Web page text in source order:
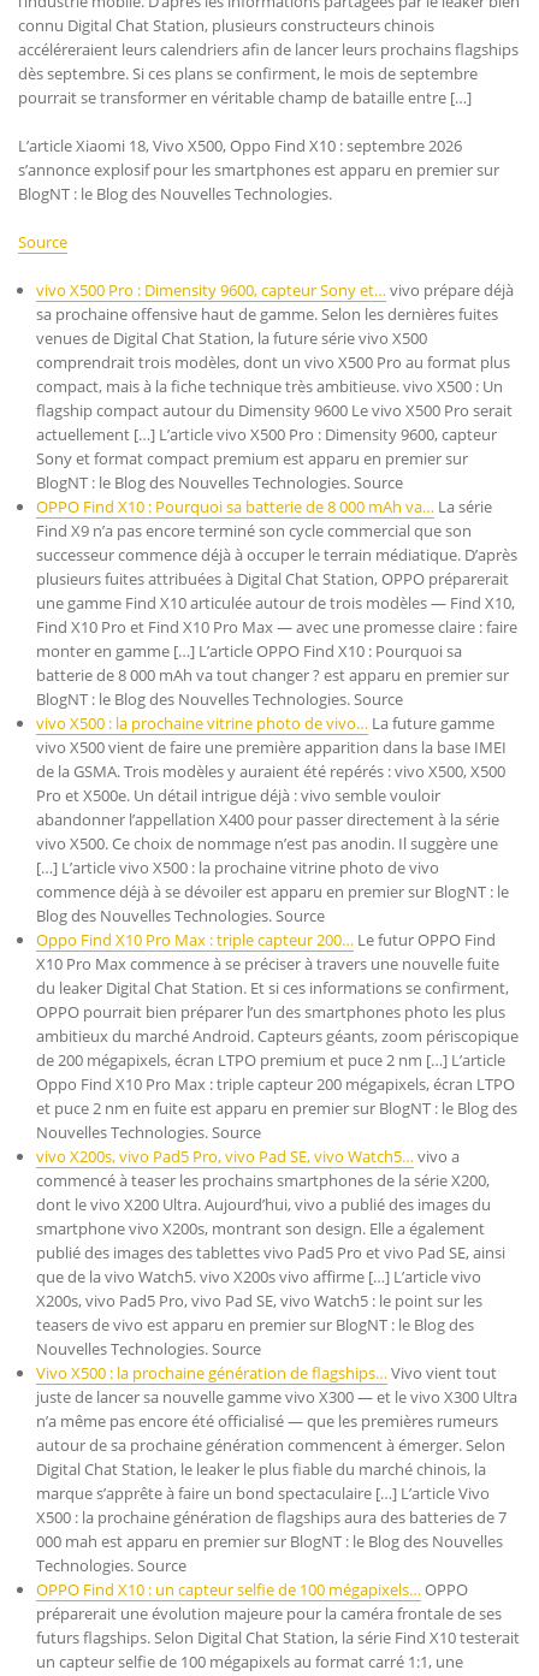
connu Digital Chat Station, plusieurs constructeurs chinois
accéléreraient leurs calendriers afin de lancer leurs prochains flagships
dès septembre. Si ces plans se confirment, le mois de septembre
pourrait se transformer en véritable champ de bataille entre […]
L’article Xiaomi 18, Vivo X500, Oppo Find X10 : septembre 2026
s’annonce explosif pour les smartphones est apparu en premier sur
BlogNT : le Blog des Nouvelles Technologies.
Source
vivo X500 Pro : Dimensity 9600, capteur Sony et…vivo prépare déjà
sa prochaine offensive haut de gamme. Selon les dernières fuites
venues de Digital Chat Station, la future série vivo X500
comprendrait trois modèles, dont un vivo X500 Pro au format plus
compact, mais à la fiche technique très ambitieuse. vivo X500 : Un
flagship compact autour du Dimensity 9600 Le vivo X500 Pro serait
actuellement […] L’article vivo X500 Pro : Dimensity 9600, capteur
Sony et format compact premium est apparu en premier sur
BlogNT : le Blog des Nouvelles Technologies. Source
OPPO Find X10 : Pourquoi sa batterie de 8 000 mAh va… La série
Find X9 n’a pas encore terminé son cycle commercial que son
successeur commence déjà à occuper le terrain médiatique. D’après
plusieurs fuites attribuées à Digital Chat Station, OPPO préparerait
une gamme Find X10 articulée autour de trois modèles — Find X10,
Find X10 Pro et Find X10 Pro Max — avec une promesse claire : faire
monter en gamme […] L’article OPPO Find X10 : Pourquoi sa
batterie de 8 000 mAh va tout changer ? est apparu en premier sur
BlogNT : le Blog des Nouvelles Technologies. Source
vivo X500 : la prochaine vitrine photo de vivo… La future gamme
vivo X500 vient de faire une première apparition dans la base IMEI
de la GSMA. Trois modèles y auraient été repérés : vivo X500, X500
Pro et X500e. Un détail intrigue déjà : vivo semble vouloir
abandonner l’appellation X400 pour passer directement à la série
vivo X500. Ce choix de nommage n’est pas anodin. Il suggère une
[…] L’article vivo X500 : la prochaine vitrine photo de vivo
commence déjà à se dévoiler est apparu en premier sur BlogNT : le
Blog des Nouvelles Technologies. Source
Oppo Find X10 Pro Max : triple capteur 200… Le futur OPPO Find
X10 Pro Max commence à se préciser à travers une nouvelle fuite
du leaker Digital Chat Station. Et si ces informations se confirment,
OPPO pourrait bien préparer l’un des smartphones photo les plus
ambitieux du marché Android. Capteurs géants, zoom périscopique
de 200 mégapixels, écran LTPO premium et puce 2 nm […] L’article
Oppo Find X10 Pro Max : triple capteur 200 mégapixels, écran LTPO
et puce 2 nm en fuite est apparu en premier sur BlogNT : le Blog des
Nouvelles Technologies. Source
vivo X200s, vivo Pad5 Pro, vivo Pad SE, vivo Watch5…vivo a
commencé à teaser les prochains smartphones de la série X200,
dont le vivo X200 Ultra. Aujourd’hui, vivo a publié des images du
smartphone vivo X200s, montrant son design. Elle a également
publié des images des tablettes vivo Pad5 Pro et vivo Pad SE, ainsi
que de la vivo Watch5. vivo X200s vivo affirme […] L’article vivo
X200s, vivo Pad5 Pro, vivo Pad SE, vivo Watch5 : le point sur les
teasers de vivo est apparu en premier sur BlogNT : le Blog des
Nouvelles Technologies. Source
Vivo X500 : la prochaine génération de flagships…Vivo vient tout
juste de lancer sa nouvelle gamme vivo X300 — et le vivo X300 Ultra
n’a même pas encore été officialisé — que les premières rumeurs
autour de sa prochaine génération commencent à émerger. Selon
Digital Chat Station, le leaker le plus fiable du marché chinois, la
marque s’apprête à faire un bond spectaculaire […] L’article Vivo
X500 : la prochaine génération de flagships aura des batteries de 7
000 mah est apparu en premier sur BlogNT : le Blog des Nouvelles
Technologies. Source
OPPO Find X10 : un capteur selfie de 100 mégapixels…OPPO
préparerait une évolution majeure pour la caméra frontale de ses
futurs flagships. Selon Digital Chat Station, la série Find X10 testerait
un capteur selfie de 100 mégapixels au format carré 1:1, une